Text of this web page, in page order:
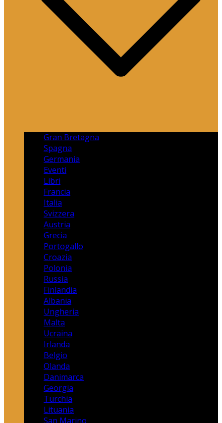
Gran Bretagna
Spagna
Germania
Eventi
Libri
Francia
Italia
Svizzera
Austria
Grecia
Portogallo
Croazia
Polonia
Russia
Finlandia
Albania
Ungheria
Malta
Ucraina
Irlanda
Belgio
Olanda
Danimarca
Georgia
Turchia
Lituania
San Marino